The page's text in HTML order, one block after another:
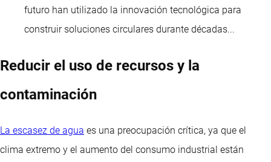
futuro han utilizado la innovación tecnológica para
construir soluciones circulares durante décadas...
Reducir el uso de recursos y la
contaminación
La escasez de agua es una preocupación crítica, ya que el
clima extremo y el aumento del consumo industrial están